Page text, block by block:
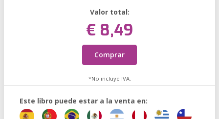
Valor total:
€ 8,49
Comprar
*No incluye IVA.
Este libro puede estar a la venta en: